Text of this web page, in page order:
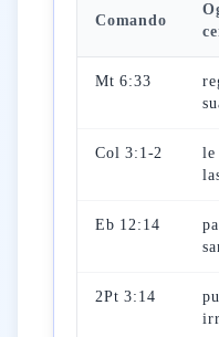
Comando
Mt 6:33
Col 3:1-2
le
Eb 12:14
2Pt 3:14